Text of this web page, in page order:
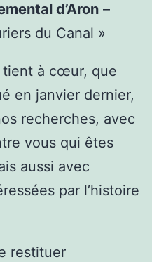
d’Aron –
du Canal »
tient à cœur, que
en janvier dernier,
recherches, avec
vous qui êtes
aussi avec
par l’histoire
restituer